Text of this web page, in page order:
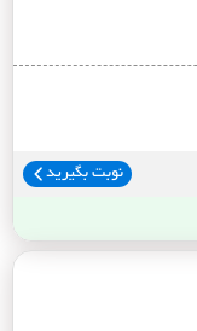
نوبت بگیرید